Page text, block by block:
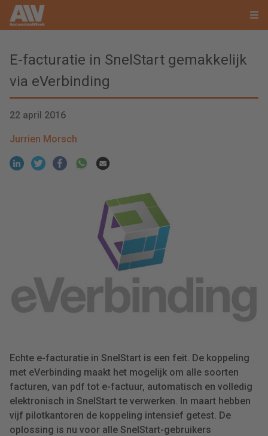
E-facturatie in SnelStart gemakkelijk
via eVerbinding
22 april 2016
Jurrien Morsch
Echte e-facturatie in SnelStart is een feit. De koppeling
met eVerbinding maakt het mogelijk om alle soorten
facturen, van pdf tot e-factuur, automatisch en volledig
elektronisch in SnelStart te verwerken. In maart hebben
vijf pilotkantoren de koppeling intensief getest. De
oplossing is nu voor alle SnelStart-gebruikers